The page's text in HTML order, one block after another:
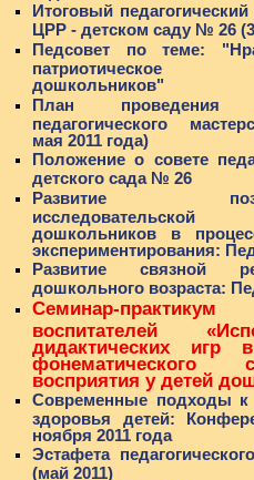
Итоговый
ЦРР - детском саду № 26
Педсовет по теме:
патриотическое
дошкольников"
План проведения
педагогического
мая 2011 года)
Положение о совете
детского сада № 26
Развитие
исследовательской
дошкольников в
экспериментирования:
Развитие связной
дошкольного возраста:
Семинар-
воспитателей
дидактических игр
восприятия у детей
Современные подходы к
здоровья детей:
ноября 2011 года
Эстафета
(май 2011)